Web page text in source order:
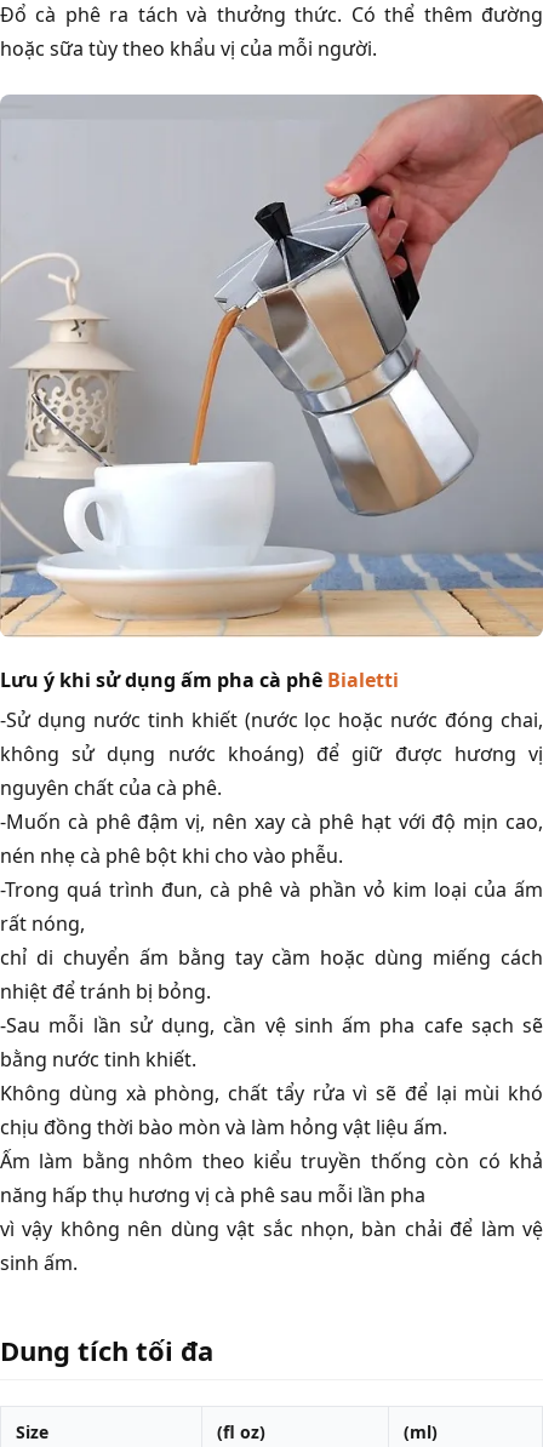
Đổ cà phê ra tách và thưởng thức. Có thể thêm đường
hoặc sữa tùy theo khẩu vị của mỗi người.
Lưu ý khi sử dụng ấm pha cà phê Bialetti
-Sử dụng nước tinh khiết (nước lọc hoặc nước đóng chai,
không sử dụng nước khoáng) để giữ được hương vị
nguyên chất của cà phê.
-Muốn cà phê đậm vị, nên xay cà phê hạt với độ mịn cao,
nén nhẹ cà phê bột khi cho vào phễu.
-Trong quá trình đun, cà phê và phần vỏ kim loại của ấm
rất nóng,
chỉ di chuyển ấm bằng tay cầm hoặc dùng miếng cách
nhiệt để tránh bị bỏng.
-Sau mỗi lần sử dụng, cần vệ sinh ấm pha cafe sạch sẽ
bằng nước tinh khiết.
Không dùng xà phòng, chất tẩy rửa vì sẽ để lại mùi khó
chịu đồng thời bào mòn và làm hỏng vật liệu ấm.
Ấm làm bằng nhôm theo kiểu truyền thống còn có khả
năng hấp thụ hương vị cà phê sau mỗi lần pha
vì vậy không nên dùng vật sắc nhọn, bàn chải để làm vệ
sinh ấm.
Dung tích tối đa
Size (fl oz) (ml)